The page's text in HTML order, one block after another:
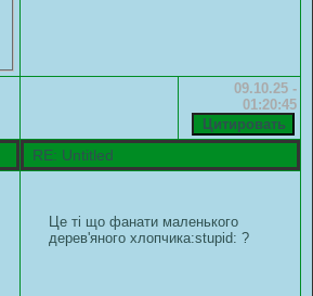
09.10.25 -
01:20:45
RE: Untitled
Це ті що фанати маленького
дерев'яного хлопчика:stupid: ?